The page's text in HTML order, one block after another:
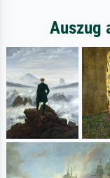
Auszug